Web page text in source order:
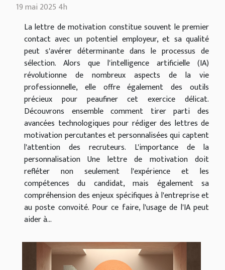
19 mai 2025 4h
La lettre de motivation constitue souvent le premier
contact avec un potentiel employeur, et sa qualité
peut s'avérer déterminante dans le processus de
sélection. Alors que l'intelligence artificielle (IA)
révolutionne de nombreux aspects de la vie
professionnelle, elle offre également des outils
précieux pour peaufiner cet exercice délicat.
Découvrons ensemble comment tirer parti des
avancées technologiques pour rédiger des lettres de
motivation percutantes et personnalisées qui captent
l'attention des recruteurs. L'importance de la
personnalisation Une lettre de motivation doit
refléter non seulement l'expérience et les
compétences du candidat, mais également sa
compréhension des enjeux spécifiques à l'entreprise et
au poste convoité. Pour ce faire, l'usage de l'IA peut
aider à...